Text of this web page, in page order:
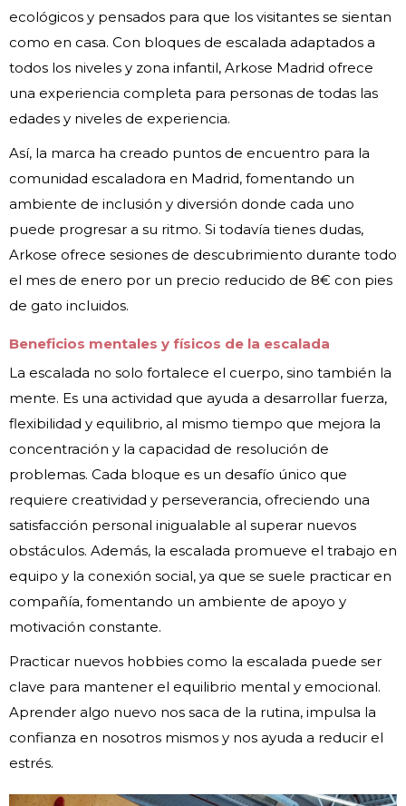
ecológicos y pensados para que los visitantes se sientan
como en casa. Con bloques de escalada adaptados a
todos los niveles y zona infantil, Arkose Madrid ofrece
una experiencia completa para personas de todas las
edades y niveles de experiencia.
Así, la marca ha creado puntos de encuentro para la
comunidad escaladora en Madrid, fomentando un
ambiente de inclusión y diversión donde cada uno
puede progresar a su ritmo. Si todavía tienes dudas,
Arkose ofrece sesiones de descubrimiento durante todo
el mes de enero por un precio reducido de 8€ con pies
de gato incluidos.
Beneficios mentales y físicos de la escalada
La escalada no solo fortalece el cuerpo, sino también la
mente. Es una actividad que ayuda a desarrollar fuerza,
flexibilidad y equilibrio, al mismo tiempo que mejora la
concentración y la capacidad de resolución de
problemas. Cada bloque es un desafío único que
requiere creatividad y perseverancia, ofreciendo una
satisfacción personal inigualable al superar nuevos
obstáculos. Además, la escalada promueve el trabajo en
equipo y la conexión social, ya que se suele practicar en
compañía, fomentando un ambiente de apoyo y
motivación constante.
Practicar nuevos hobbies como la escalada puede ser
clave para mantener el equilibrio mental y emocional.
Aprender algo nuevo nos saca de la rutina, impulsa la
confianza en nosotros mismos y nos ayuda a reducir el
estrés.